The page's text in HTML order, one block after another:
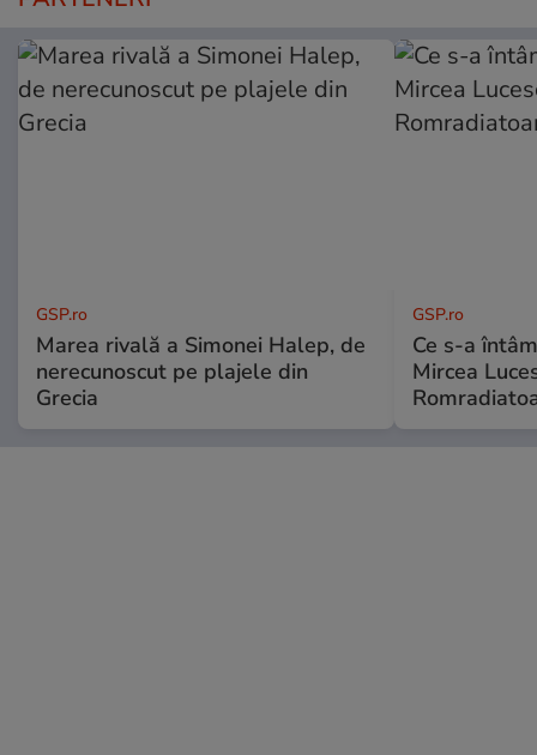
GSP.ro
Marea rivală a Simonei Halep, de
nerecunoscut pe plajele din
Grecia
GSP.ro
Ce s-a
Mircea